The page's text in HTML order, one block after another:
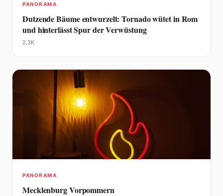
PANORAMA
Dutzende Bäume entwurzelt: Tornado wütet in Rom
und hinterlässt Spur der Verwüstung
2,3K
PANORAMA
Mecklenburg Vorpommern